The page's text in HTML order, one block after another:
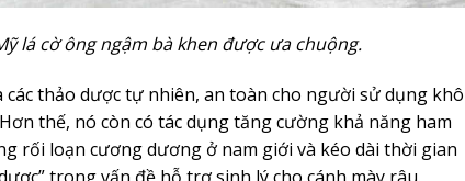
lá cờ ông ngậm bà khen được ưa chuộng.
thảo dược tự nhiên, an toàn cho người sử dụng
thế, nó còn có tác dụng tăng cường khả năng ham
rối loạn cương dương ở nam giới và kéo dài thời gian
trong vấn đề hỗ trợ sinh lý cho cánh mày râu.